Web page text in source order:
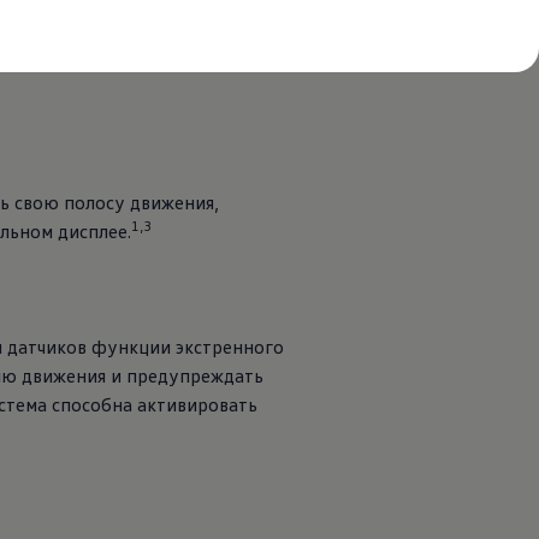
перерыв, как только он заметит
свою полосу движения,
дисплее.1,3
функции экстренного
движения и предупреждать
способна активировать